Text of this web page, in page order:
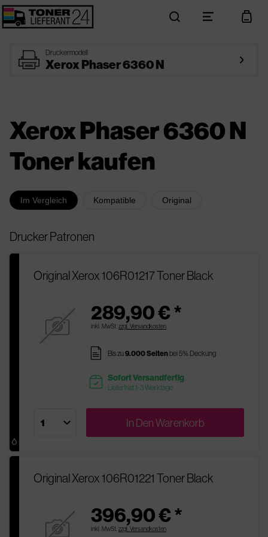
search menu cart
printer Druckermodell
Xerox Phaser 6360 N arrow_right
Xerox Phaser 6360 N
Toner kaufen
Im Vergleich Kompatible Original
Drucker Patronen
Original Xerox 106R01217 Toner Black
289,90 € *
inkl. MwSt. zzgl. Versandkosten
pages Bis zu9.000 Seitenbei 5% Deckung
readytoship Sofort Versandfertig
Lieferfrist 1-3 Werktage
In DenWarenkorb
Original Xerox 106R01221 Toner Black
396,90 € *
inkl. MwSt. zzgl. Versandkosten